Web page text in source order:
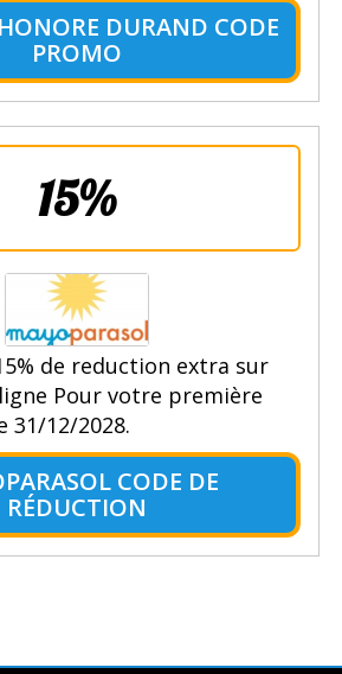
DURAND CODE
PROMO
15%
de reduction extra sur
Pour votre première
31/12/2028.
CODE DE
RÉDUCTION